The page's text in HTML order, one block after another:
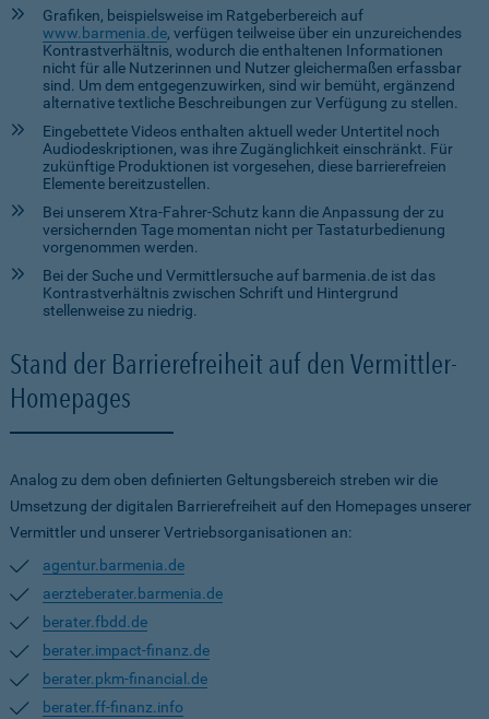
Grafiken, beispielsweise im Ratgeberbereich auf
www.barmenia.de, verfügen teilweise über ein unzureichendes
Kontrastverhältnis, wodurch die enthaltenen Informationen
nicht für alle Nutzerinnen und Nutzer gleichermaßen erfassbar
sind. Um dem entgegenzuwirken, sind wir bemüht, ergänzend
alternative textliche Beschreibungen zur Verfügung zu stellen.
Eingebettete Videos enthalten aktuell weder Untertitel noch
Audiodeskriptionen, was ihre Zugänglichkeit einschränkt. Für
zukünftige Produktionen ist vorgesehen, diese barrierefreien
Elemente bereitzustellen.
Bei unserem Xtra-Fahrer-Schutz kann die Anpassung der zu
versichernden Tage momentan nicht per Tastaturbedienung
vorgenommen werden.
Bei der Suche und Vermittlersuche auf barmenia.de ist das
Kontrastverhältnis zwischen Schrift und Hintergrund
stellenweise zu niedrig.
Stand der Barrierefreiheit auf den Vermittler-
Homepages
Analog zu dem oben definierten Geltungsbereich streben wir die
Umsetzung der digitalen Barrierefreiheit auf den Homepages unserer
Vermittler und unserer Vertriebsorganisationen an:
agentur.barmenia.de
aerzteberater.barmenia.de
berater.fbdd.de
berater.impact-finanz.de
berater.pkm-financial.de
berater.ff-finanz.info